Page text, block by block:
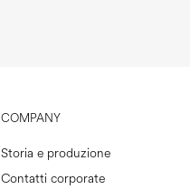
COMPANY
Storia e produzione
Contatti corporate